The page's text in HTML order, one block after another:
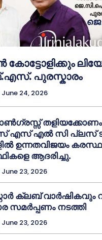
പുരസ്കാരം
June 24, 2026
തളിയക്കോണം
എസ് എസ് എൽ സി പ്ലസ്
ഉന്നതവിജയം
ആദരിച്ചു.
June 23, 2026
ക്ലബ് വാർഷികവും
സമർപ്പണം നടത്തി
June 23, 2026